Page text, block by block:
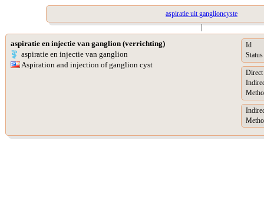
aspiratie uit ganglioncyste
|
aspiratie en injectie van ganglion (verrichting)
aspiratie en injectie van ganglion
Aspiration and injection of ganglion cyst
Id
Status
Direct